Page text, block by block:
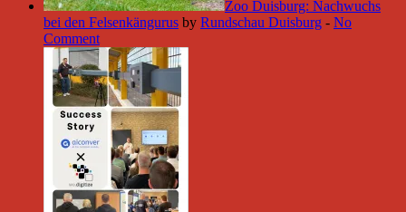
Zoo Duisburg: Nachwuchs
bei den Felsenkängurus by Rundschau Duisburg - No
Comment